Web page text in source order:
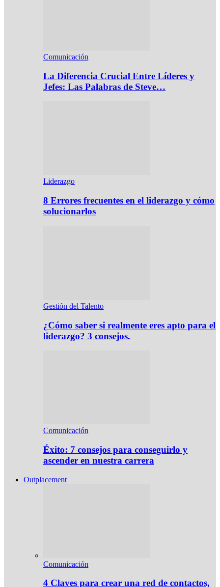
Comunicación
La Diferencia Crucial Entre Líderes y
Jefes: Las Palabras de Steve…
Liderazgo
8 Errores frecuentes en el liderazgo y cómo
solucionarlos
Gestión del Talento
¿Cómo saber si realmente eres apto para el
liderazgo? 3 consejos.
Comunicación
Éxito: 7 consejos para conseguirlo y
ascender en nuestra carrera
Outplacement
Comunicación
4 Claves para crear una red de contactos,